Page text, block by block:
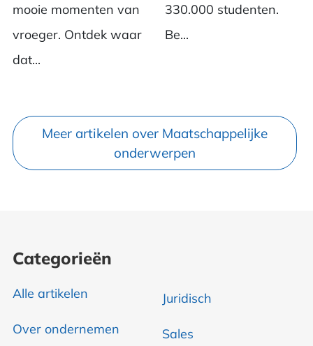
mooie momenten van
vroeger. Ontdek waar
dat...
330.000 studenten.
Be...
Meer artikelen over Maatschappelijke
onderwerpen
Categorieën
Alle artikelen
Over ondernemen
Juridisch
Sales